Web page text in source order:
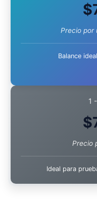
$
Precio por
Balance
1
$
Precio
Ideal para